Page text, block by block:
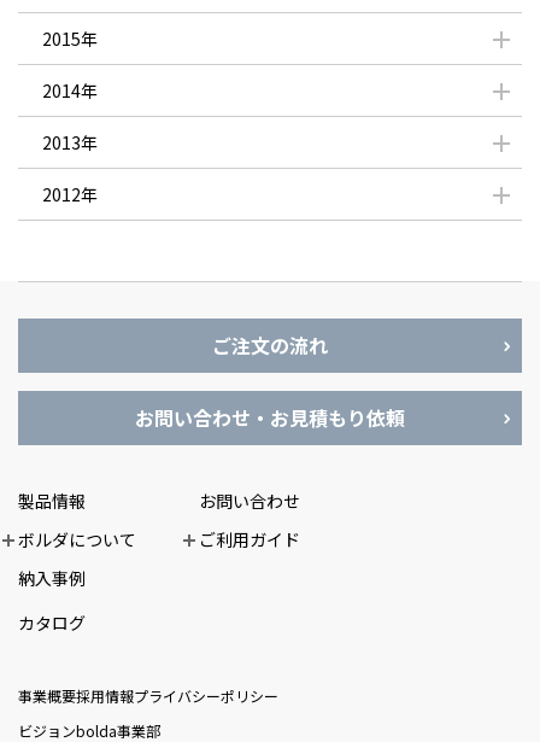
2015年
2014年
2013年
2012年
ご注文の流れ
お問い合わせ・お見積もり依頼
製品情報
ボルダについて
納入事例
カタログ
お問い合わせ
ご利用ガイド
事業概要採用情報プライバシーポリシー
ビジョンbolda事業部